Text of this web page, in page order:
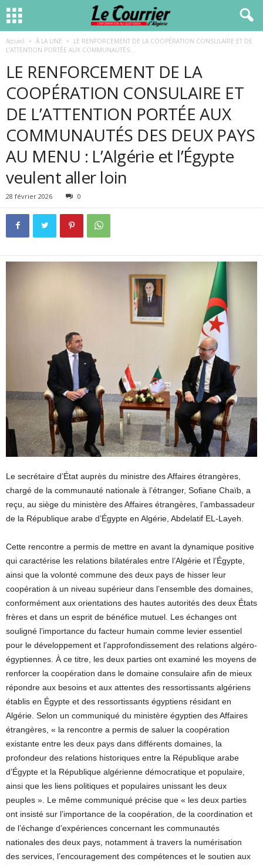
Accueil À LA UNE
LE RENFORCEMENT DE LA COOPÉRATION CONSULAIRE ET DE
L’ATTENTION PORTÉE AUX COMMUNAUTÉS...
LE RENFORCEMENT DE LA
COOPÉRATION CONSULAIRE ET
DE L’ATTENTION PORTÉE AUX
COMMUNAUTÉS DES DEUX PAYS
AU MENU : L’Algérie et l’Égypte
veulent aller loin
28 février 2026 0
Le secrétaire d’État auprès du ministre des Affaires étrangères,
chargé de la communauté nationale à l’étranger, Sofiane Chaïb, a
reçu, au siège du ministère des Affaires étrangères, l’ambassadeur
de la République arabe d’Égypte en Algérie, Abdelatif EL-Layeh.
Cette rencontre a permis de mettre en avant la dynamique positive
qui caractérise les relations bilatérales entre l’Algérie et l’Égypte,
ainsi que la volonté commune des deux pays de hisser leur
coopération à un niveau supérieur dans l’ensemble des domaines,
conformément aux orientations des hautes autorités des deux États
frères et dans un esprit de bénéfice mutuel. Les échanges ont
souligné l’importance du facteur humain comme levier essentiel
pour le développement et l’approfondissement des relations algéro-
égyptiennes. À ce titre, les deux parties ont examiné les moyens de
renforcer la coopération dans le domaine consulaire afin de mieux
répondre aux besoins et aux attentes des ressortissants algériens
établis en Égypte et des ressortissants égyptiens résidant en
Algérie. Selon un communiqué du ministère égyptien des Affaires
étrangères, « la rencontre a permis de saluer la coopération
existante entre les deux pays dans différents domaines, la
profondeur des relations historiques entre la République arabe
d’Égypte et la République algérienne démocratique et populaire,
ainsi que les liens politiques et populaires unissant les deux
peuples ». Le même communiqué précise que « les deux parties
ont insisté sur l’importance de la coopération, de la coordination et
de l’échange d’expériences concernant les communautés
nationales des deux pays, notamment à travers la numérisation
des services, l’encouragement des compétences et le soutien aux